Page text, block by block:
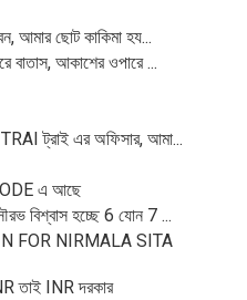
আমার ছোট কাকিমা হয...
বাতাস, আকাশের ওপারে ...
ট্রাই এর অফিসার, আমা...
এ আছে
বিশ্বাস হচ্ছে 6 যোন 7 ...
FOR NIRMALA SITA
তাই INR দরকার